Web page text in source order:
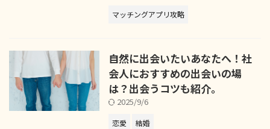
マッチングアプリ攻略
自然に出会いたいあなたへ！社
会人におすすめの出会いの場
は？出会うコツも紹介。
2025/9/6
恋愛 結婚